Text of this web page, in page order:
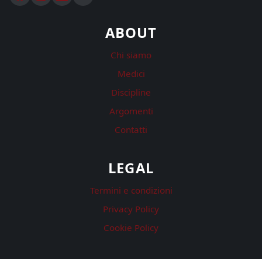
ABOUT
Chi siamo
Medici
Discipline
Argomenti
Contatti
LEGAL
Termini e condizioni
Privacy Policy
Cookie Policy